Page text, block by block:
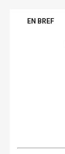
EN BREF